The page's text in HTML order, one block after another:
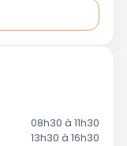
08h30 à 11h30
13h30 à 16h30